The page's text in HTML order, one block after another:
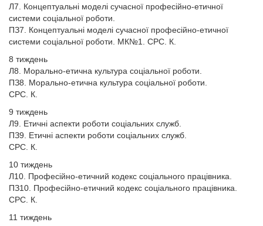
Л7. Концептуальні моделі сучасної професійно-етичної
системи соціальної роботи.
ПЗ7. Концептуальні моделі сучасної професійно-етичної
системи соціальної роботи. МК№1. СРС. К.
8 тиждень
Л8. Морально-етична культура соціальної роботи.
ПЗ8. Морально-етична культура соціальної роботи.
СРС. К.
9 тиждень
Л9. Етичні аспекти роботи соціальних служб.
ПЗ9. Етичні аспекти роботи соціальних служб.
СРС. К.
10 тиждень
Л10. Професійно-етичний кодекс соціального працівника.
ПЗ10. Професійно-етичний кодекс соціального працівника.
СРС. К.
11 тиждень